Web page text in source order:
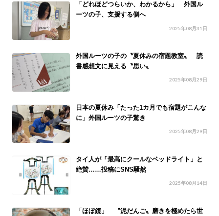
「どれほどつらいか、わかるから」 外国ル
ーツの子、支援する側へ
2025年08月31日
外国ルーツの子の〝夏休みの宿題教室〟 読
書感想文に見える〝思い〟
2025年08月29日
日本の夏休み「たった1カ月でも宿題がこんな
に」外国ルーツの子驚き
2025年08月29日
タイ人が「最高にクールなベッドライト」と
絶賛……投稿にSNS騒然
2025年08月14日
「ほぼ鏡」 〝泥だんご〟磨きを極めたら世